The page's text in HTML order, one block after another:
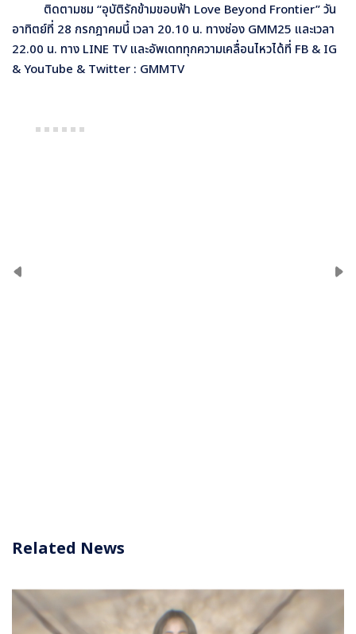
ติดตามชม “อุบัติรักข้ามขอบฟ้า Love Beyond Frontier” วัน
อาทิตย์ที่ 28 กรกฎาคมนี้ เวลา 20.10 น. ทางช่อง GMM25 และเวลา
22.00 น. ทาง LINE TV และอัพเดททุกความเคลื่อนไหวได้ที่ FB & IG
& YouTube & Twitter : GMMTV
Related News